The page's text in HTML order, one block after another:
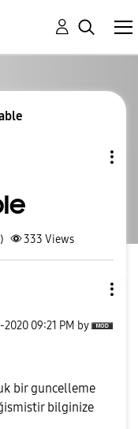
333 Views
2020 09:21 PM by
bir guncelleme
bilginize